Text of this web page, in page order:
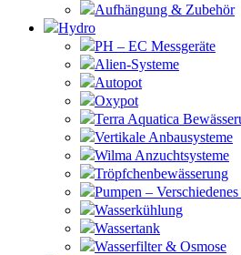
Aufhängung & Zubehör
Hydro
PH – EC Messgeräte
Alien-Systeme
Autopot
Oxypot
Terra Aquatica
Vertikale Anbausysteme
Wilma Anzuchtsysteme
Tröpfchenbewässerung
Pumpen –
Wasserkühlung
Wassertank
Wasserfilter & Osmose